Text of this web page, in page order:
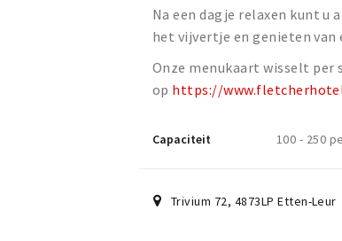
Na een dagje relaxen kunt
het vijvertje en genieten van
Onze menukaart wisselt per
op https://
Capaciteit 100 - 250
Trivium 72, 4873LP Etten-Leur